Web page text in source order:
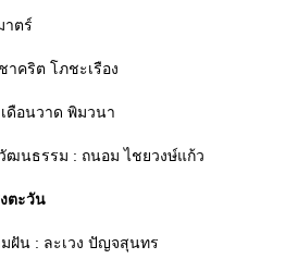
าตร์
าคริต โภชะเรือง
ดือนวาด พิมวนา
ฒนธรรม : ถนอม ไชยวงษ์แก้ว
ตะวัน
ฝัน : ละเวง ปัญจสุนทร